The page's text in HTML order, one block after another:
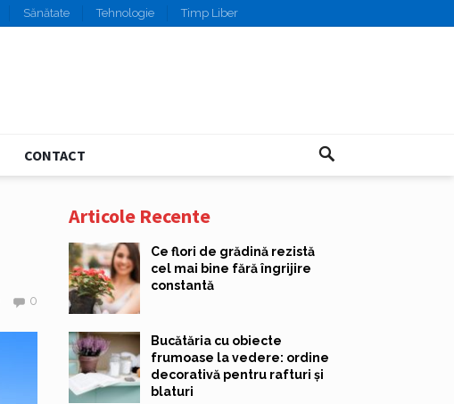
Sănătate Tehnologie Timp Liber
CONTACT
0
Articole Recente
Ce flori de grădină rezistă
cel mai bine fără îngrijire
constantă
Bucătăria cu obiecte
frumoase la vedere: ordine
decorativă pentru rafturi și
blaturi